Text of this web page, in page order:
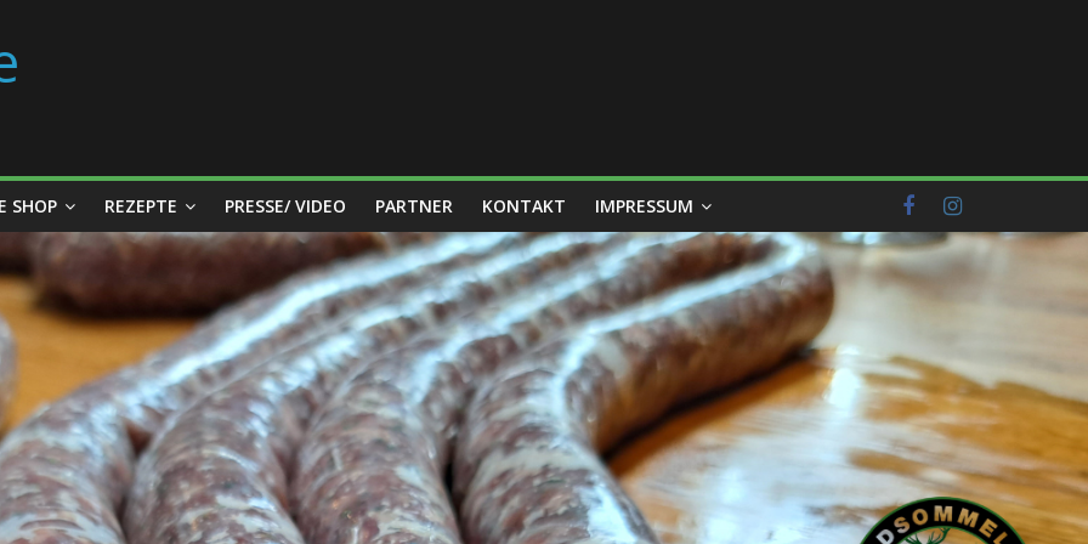
SHOP REZEPTE PRESSE/ VIDEO PARTNER KONTAKT IMPRESSUM